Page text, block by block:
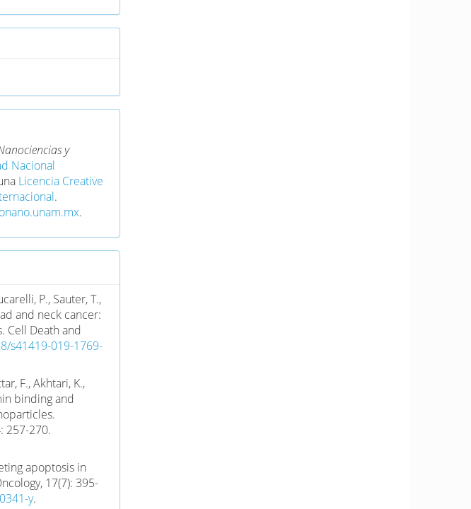
y
Nacional
Licencia Creative
.
.
P., Sauter, T.,
and neck cancer:
Cell Death and
s41419-019-1769-
F., Akhtari, K.,
binding and
257-270.
apoptosis in
17(7): 395-
y.